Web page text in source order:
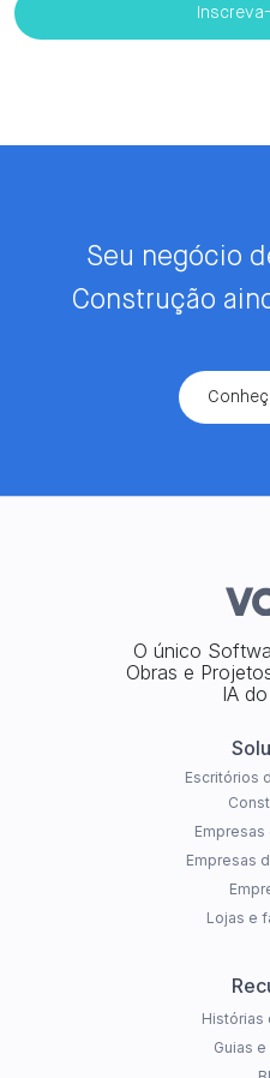
Seu negócio
Construção
O único
Obras e
IA
Escritórios
Empresas
Empresas
Lojas e
Histórias
Guias